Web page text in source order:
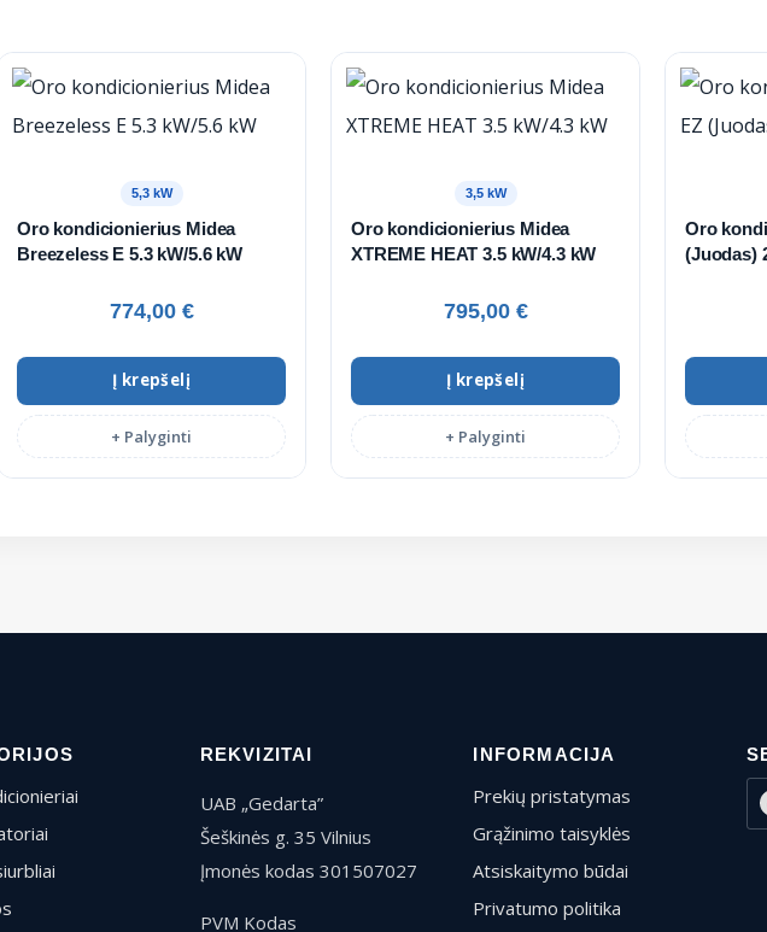
5,3 kW
Oro kondicionierius Midea
Breezeless E 5.3 kW/5.6 kW
774,00 €
Į krepšelį
+ Palyginti
3,5 kW
Oro kondicionierius Midea
XTREME HEAT 3.5 kW/4.3 kW
795,00 €
Į krepšelį
+ Palyginti
Oro
(Juodas)
REKVIZITAI
UAB „Gedarta”
Šeškinės g. 35 Vilnius
Įmonės kodas 301507027
PVM Kodas
INFORMACIJA
Prekių pristatymas
Grąžinimo taisyklės
Atsiskaitymo būdai
Privatumo politika